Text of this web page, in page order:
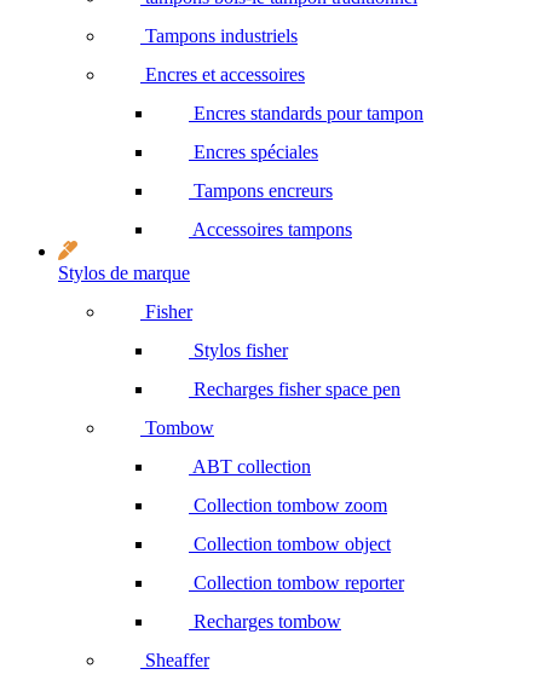
Tampons industriels
Encres et accessoires
Encres standards pour tampon
Encres spéciales
Tampons encreurs
Accessoires tampons
Stylos de marque
Fisher
Stylos fisher
Recharges fisher space pen
Tombow
ABT collection
Collection tombow zoom
Collection tombow object
Collection tombow reporter
Recharges tombow
Sheaffer